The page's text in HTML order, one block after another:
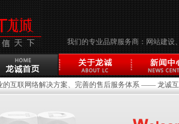
我们的专业品牌服务商：网站建设
的互联网络解决方案、完善的售后服务体系 —— 龙诚